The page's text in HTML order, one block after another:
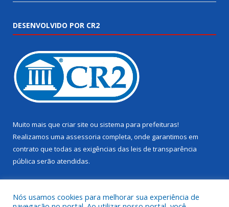
DESENVOLVIDO POR CR2
Muito mais que criar site ou sistema para prefeituras!
Realizamos uma assessoria completa, onde garantimos em
contrato que todas as exigências das leis de transparência
pública serão atendidas.
Nós usamos cookies para melhorar sua experiência de